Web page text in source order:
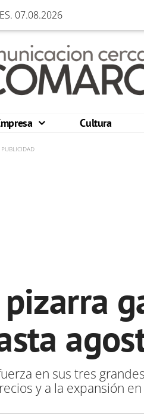
07.08.2026
Cultura
en sus tres
y a la expansión